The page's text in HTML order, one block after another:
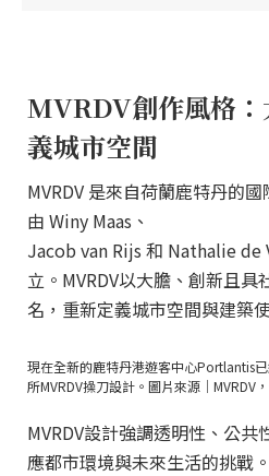
MVRDV創作風格
義城市空間
MVRDV 是來自荷蘭鹿特丹的
由 Winy Maas、
Jacob van Rijs 和 Nathalie de
立。MVRDV以大膽、創新且
名，重新定義城市空間與建築
現在全新的鹿特丹港遊客中心Portlantis
所MVRDV操刀設計。圖片來源｜
MVRDV設計強調透明性、公
應都市環境與未來生活的挑戰